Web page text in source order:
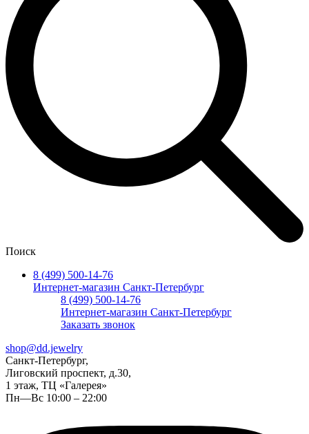
Поиск
8 (499) 500-14-76
Интернет-магазин Санкт-Петербург
8 (499) 500-14-76
Интернет-магазин Санкт-Петербург
Заказать звонок
shop@dd.jewelry
Санкт-Петербург,
Лиговский проспект, д.30,
1 этаж, ТЦ «Галерея»
Пн—Вс 10:00 – 22:00